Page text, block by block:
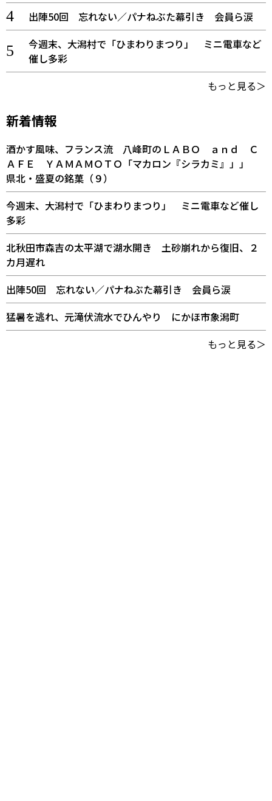
出陣50回 忘れない／パナねぶた幕引き 会員ら涙
今週末、大潟村で「ひまわりまつり」 ミニ電車など
催し多彩
もっと見る＞
新着情報
酒かす風味、フランス流 八峰町のＬＡＢＯ ａｎｄ Ｃ
ＡＦＥ ＹＡＭＡＭＯＴＯ「マカロン『シラカミ』」」
県北・盛夏の銘菓（９）
今週末、大潟村で「ひまわりまつり」 ミニ電車など催し
多彩
北秋田市森吉の太平湖で湖水開き 土砂崩れから復旧、２
カ月遅れ
出陣50回 忘れない／パナねぶた幕引き 会員ら涙
猛暑を逃れ、元滝伏流水でひんやり にかほ市象潟町
もっと見る＞